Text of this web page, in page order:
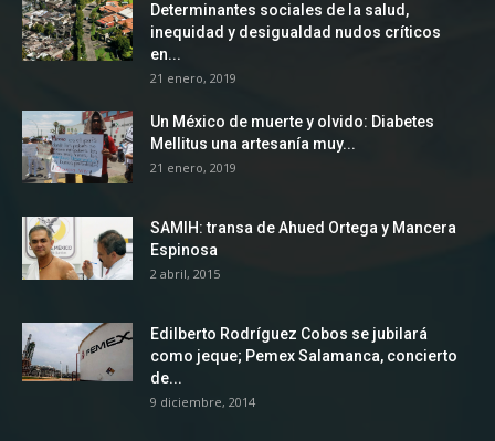
Determinantes sociales de la salud,
inequidad y desigualdad nudos críticos
en...
21 enero, 2019
Un México de muerte y olvido: Diabetes
Mellitus una artesanía muy...
21 enero, 2019
SAMIH: transa de Ahued Ortega y Mancera
Espinosa
2 abril, 2015
Edilberto Rodríguez Cobos se jubilará
como jeque; Pemex Salamanca, concierto
de...
9 diciembre, 2014